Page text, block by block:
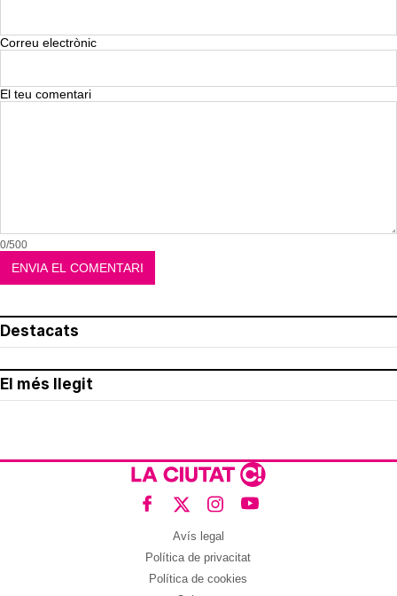
Correu electrònic
El teu comentari
0/500
Destacats
El més llegit
Avís legal
Política de privacitat
Política de cookies